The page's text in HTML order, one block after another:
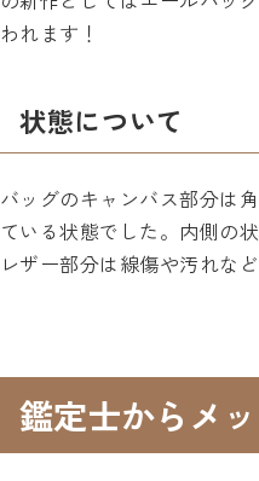
われます！
状態について
バッグのキャンバス部分は
ている状態でした。内側の
レザー部分は線傷や汚れな
鑑定士からメ